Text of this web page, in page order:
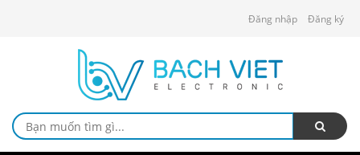
Đăng nhập Đăng ký